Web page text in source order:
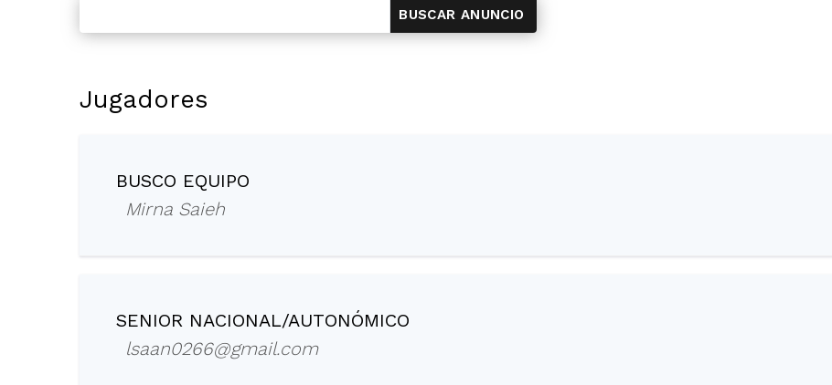
Jugadores
BUSCO EQUIPO
Mirna Saieh
SENIOR NACIONAL/AUTONÓMICO
lsaan0266@gmail.com